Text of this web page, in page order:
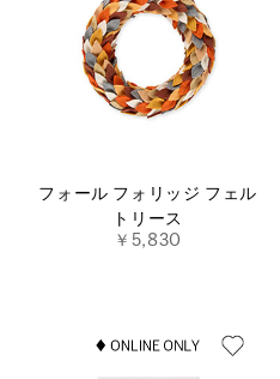
フォール フォリッジ フェル
トリース
￥5,830